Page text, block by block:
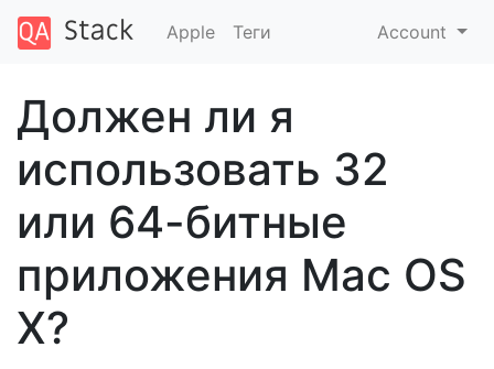
Apple Теги Account
Должен ли я
использовать 32
или 64-битные
приложения Mac OS
X?